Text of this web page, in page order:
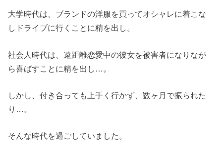
大学時代は、ブランドの洋服を買ってオシャレに着こな
しドライブに行くことに精を出し。
社会人時代は、遠距離恋愛中の彼女を被害者になりなが
ら喜ばすことに精を出し…。
しかし、付き合っても上手く行かず、数ヶ月で振られた
り…。
そんな時代を過ごしていました。